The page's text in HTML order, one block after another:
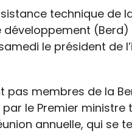
technique de
(Berd)
le président de
pas membres de la
le Premier ministre
annuelle, qui se